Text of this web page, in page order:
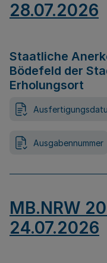
28.07.2026
Staatliche
Bödefeld der
Erholungsort
Ausgabennummer
MB.NRW
24.07.2026